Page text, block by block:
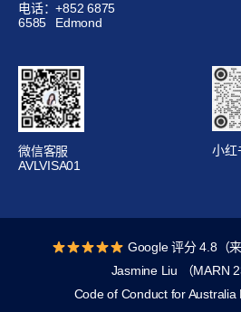
电话：+852 6875
6585
Edmond
微信客服
AVLVISA01
小红
Google 评分 4.8（
Jasmine Liu （MARN
Code of Conduct for Australia